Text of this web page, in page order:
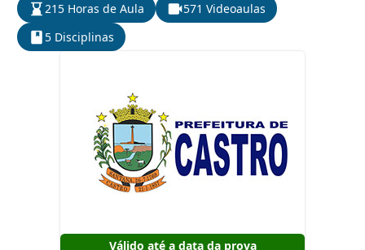
215 Horas de Aula
571 Videoaulas
5 Disciplinas
Válido até a data da prova